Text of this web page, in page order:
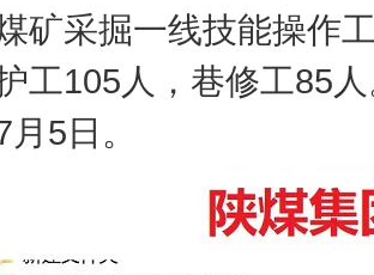
矿采掘一线技能操作
工105人，巷修工85
5日。